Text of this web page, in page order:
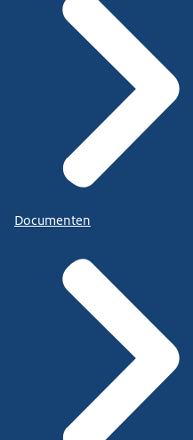
Documenten